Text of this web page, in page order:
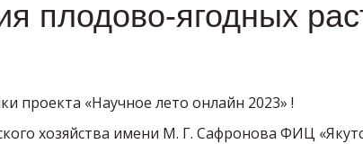
плодово-ягодных
проекта «Научное лето онлайн 2023» !
хозяйства имени М. Г. Сафронова ФИЦ